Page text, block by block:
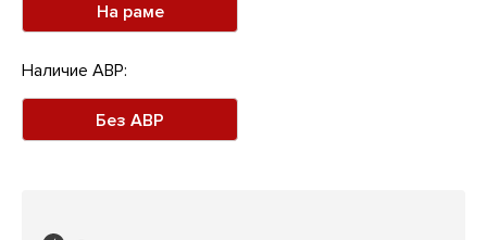
На раме
Наличие АВР:
Без АВР